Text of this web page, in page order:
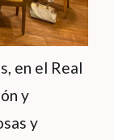
en el Real
y
y